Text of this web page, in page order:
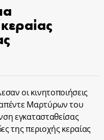
οι κινητοποιήσεις
Μαρτύρων του
εγκατασταθείσας
της περιοχής κεραίας